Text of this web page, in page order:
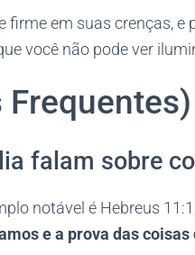
em suas crenças, e
você não pode ver
Frequentes)
notável é Hebreus
e a prova das coisas